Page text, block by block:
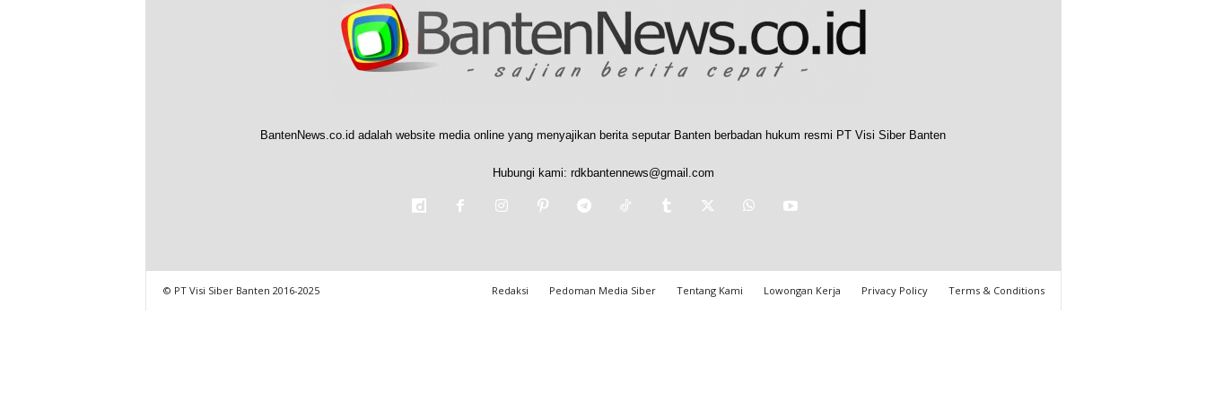
BantenNews.co.id adalah website media online yang menyajikan berita seputar Banten berbadan hukum resmi PT Visi Siber Banten
Hubungi kami: rdkbantennews@gmail.com
Redaksi Pedoman Media Siber Tentang Kami Lowongan Kerja Privacy Policy Terms & Conditions
© PT Visi Siber Banten 2016-2025